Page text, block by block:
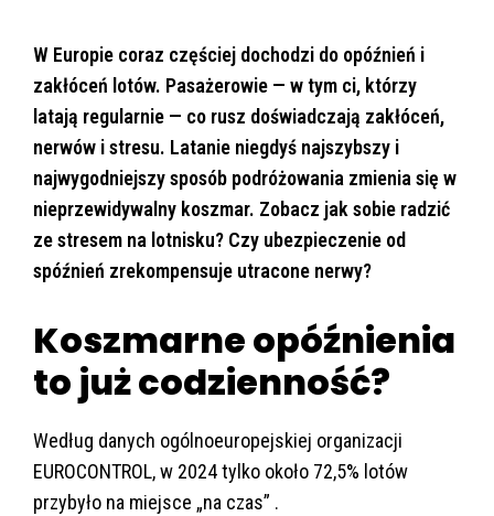
W Europie coraz częściej dochodzi do opóźnień i
zakłóceń lotów. Pasażerowie — w tym ci, którzy
latają regularnie — co rusz doświadczają zakłóceń,
nerwów i stresu. Latanie niegdyś najszybszy i
najwygodniejszy sposób podróżowania zmienia się w
nieprzewidywalny koszmar. Zobacz jak sobie radzić
ze stresem na lotnisku? Czy ubezpieczenie od
spóźnień zrekompensuje utracone nerwy?
Koszmarne opóźnienia
to już codzienność?
Według danych ogólnoeuropejskiej organizacji
EUROCONTROL, w 2024 tylko około 72,5% lotów
przybyło na miejsce „na czas” .